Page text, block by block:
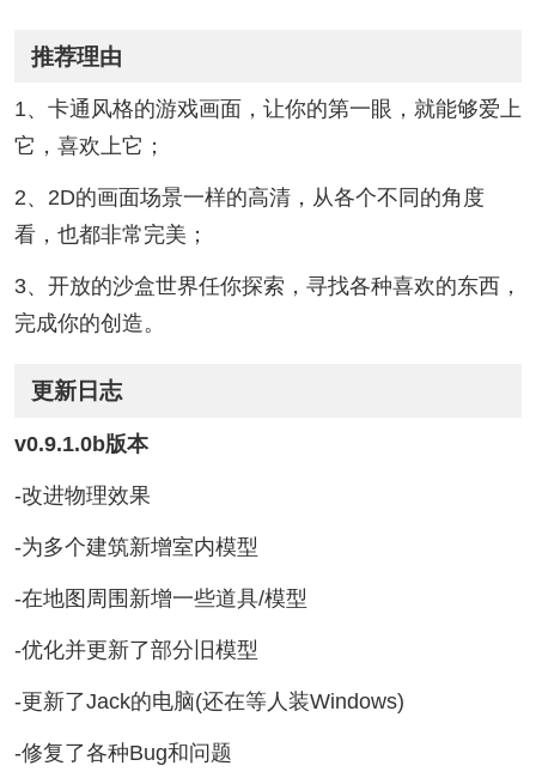
推荐理由
1、卡通风格的游戏画面，让你的第一眼，就能够爱上
它，喜欢上它；
2、2D的画面场景一样的高清，从各个不同的角度
看，也都非常完美；
3、开放的沙盒世界任你探索，寻找各种喜欢的东西，
完成你的创造。
更新日志
v0.9.1.0b版本
-改进物理效果
-为多个建筑新增室内模型
-在地图周围新增一些道具/模型
-优化并更新了部分旧模型
-更新了Jack的电脑(还在等人装Windows)
-修复了各种Bug和问题